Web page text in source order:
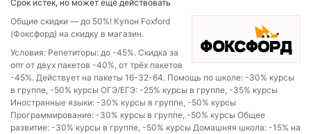
Срок истек, но может ещё действовать
Общие скидки — до 50%! Купон Foxford
(Фоксфорд) на скидку в магазин.
Условия: Репетиторы: до -45%. Скидка за
опт от двух пакетов -40%, от трёх пакетов
-45%. Действует на пакеты 16-32-64. Помощь по школе: -30% курсы
в группе, -50% курсы ОГЭ/ЕГЭ: -25% курсы в группе, -35% курсы
Иностранные языки: -30% курсы в группе, -50% курсы
Программирование: -30% курсы в группе, -50% курсы Общее
развитие: -30% курсы в группе, -50% курсы Домашняя школа: -15% на